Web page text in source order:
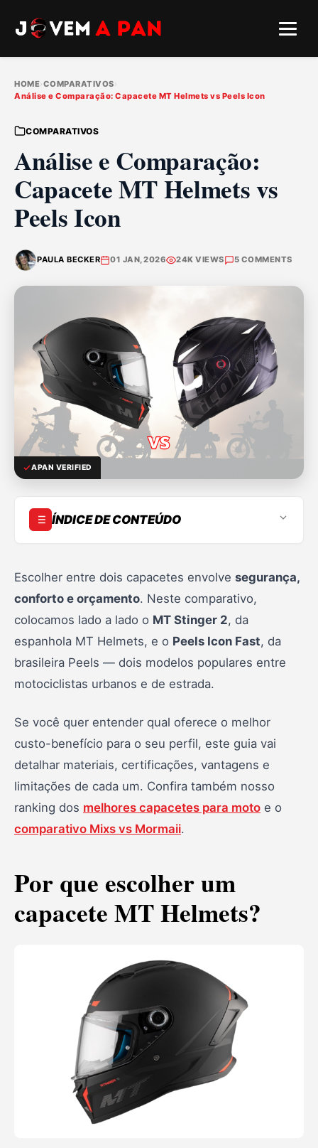
HOME›COMPARATIVOS›
Análise e Comparação: Capacete MT Helmets vs Peels Icon
COMPARATIVOS
Análise e Comparação:
Capacete MT Helmets vs
Peels Icon
PAULA BECKER 01 JAN, 2026 24K VIEWS 5 COMMENTS
APAN VERIFIED
ÍNDICE DE CONTEÚDO
Por que escolher um capacete MT Helmets?
Análise dos capacetes MT Helmets
Por que escolher um capacete Peels Icon?
Análise dos capacetes Peels Icon
Comparativo direto: MT vs Peels
Conclusão
Escolher entre dois capacetes envolve segurança,
conforto e orçamento. Neste comparativo,
colocamos lado a lado o MT Stinger 2, da
espanhola MT Helmets, e o Peels Icon Fast, da
brasileira Peels — dois modelos populares entre
motociclistas urbanos e de estrada.
Se você quer entender qual oferece o melhor
custo-benefício para o seu perfil, este guia vai
detalhar materiais, certificações, vantagens e
limitações de cada um. Confira também nosso
ranking dos melhores capacetes para moto e o
comparativo Mixs vs Mormaii.
Por que escolher um
capacete MT Helmets?